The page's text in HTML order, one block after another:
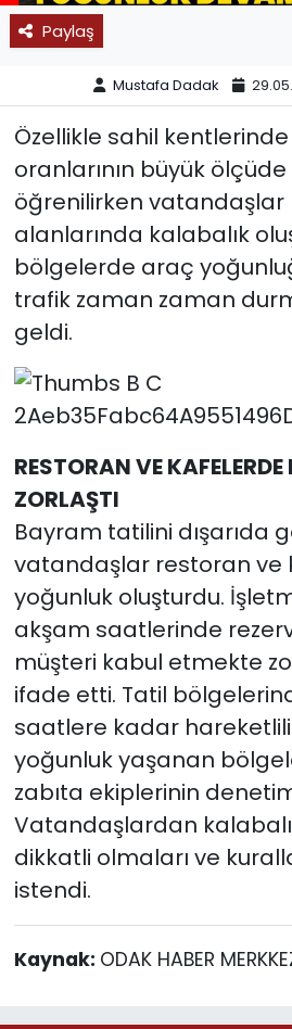
Paylaş
Mustafa Dadak
Özellikle sahil
oranlarının büyük ölçüde
öğrenilirken vatandaşlar
alanlarında kalabalık
bölgelerde araç
trafik zaman zaman
geldi.
RESTORAN VE
ZORLAŞTI
Bayram tatilini dışarıda
vatandaşlar restoran ve
yoğunluk oluşturdu.
akşam saatlerinde
müşteri kabul etmekte
ifade etti. Tatil
saatlere kadar
yoğunluk yaşanan
zabıta ekiplerinin
Vatandaşlardan
dikkatli olmaları ve
istendi.
Kaynak: ODAK HABER